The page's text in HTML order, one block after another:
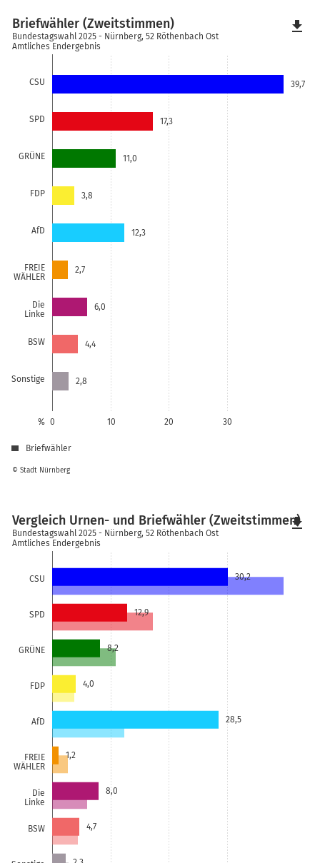
CSU
SPD
GRÜNE
FDP
AfD
FREIE
WÄHLER
Die
Linke
BSW
Sonstige
0 10 20 30
%
39,7
17,3
11,0
3,8
12,3
2,7
6,0
4,4
2,8
© Stadt Nürnberg
Briefwähler (Zweitstimmen)
Bundestagswahl 2025 - Nürnberg, 52 Röthenbach Ost
Amtliches Endergebnis
Briefwähler
file_download
CSU
SPD
GRÜNE
FDP
AfD
FREIE
WÄHLER
Die
Linke
BSW
30,2
12,9
8,2
4,0
28,5
1,2
8,0
4,7
Vergleich Urnen- und Briefwähler (Zweitstimmen)
Bundestagswahl 2025 - Nürnberg, 52 Röthenbach Ost
Amtliches Endergebnis
file_download